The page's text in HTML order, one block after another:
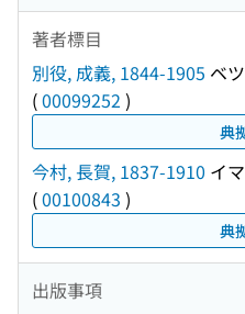
著者標目
別役, 成義, 1844-1905 ベ
(00099252 )
典
今村, 長賀, 1837-1910 イ
(00100843 )
典
出版事項